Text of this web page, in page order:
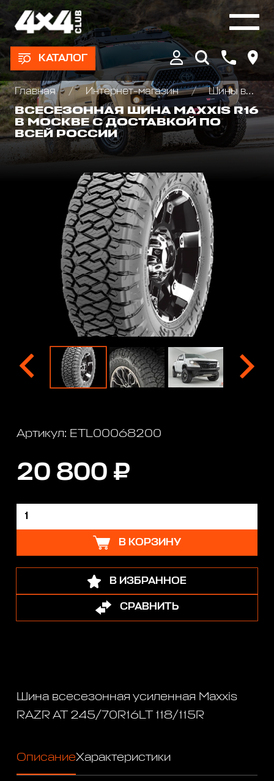
КАТАЛОГ
Главная Интернет-магазин
Шины всесезонные внедорожные
ВСЕСЕЗОННАЯ ШИНА MAXXIS R16
В МОСКВЕ С ДОСТАВКОЙ ПО
ВСЕЙ РОССИИ
Артикул: ETL00068200
20 800 ₽
В КОРЗИНУ
В ИЗБРАННОЕ
СРАВНИТЬ
Шина всесезонная усиленная Maxxis
RAZR AT 245/70R16LT 118/115R
ОписаниеХарактеристики